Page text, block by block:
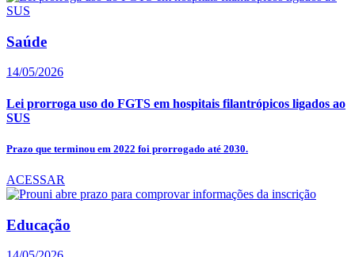
Saúde
14/05/2026
Lei prorroga uso do FGTS em hospitais filantrópicos ligados ao
SUS
Prazo que terminou em 2022 foi prorrogado até 2030.
ACESSAR
Educação